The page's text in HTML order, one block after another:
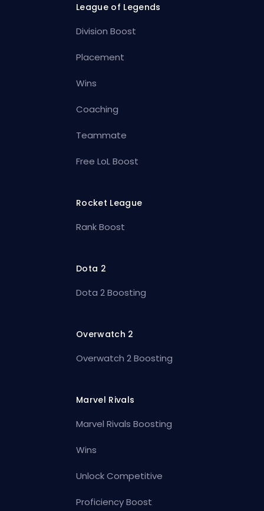
League of Legends
Division Boost
Placement
Wins
Coaching
Teammate
Free LoL Boost
Rocket League
Rank Boost
Dota 2
Dota 2 Boosting
Overwatch 2
Overwatch 2 Boosting
Marvel Rivals
Marvel Rivals Boosting
Wins
Unlock Competitive
Proficiency Boost